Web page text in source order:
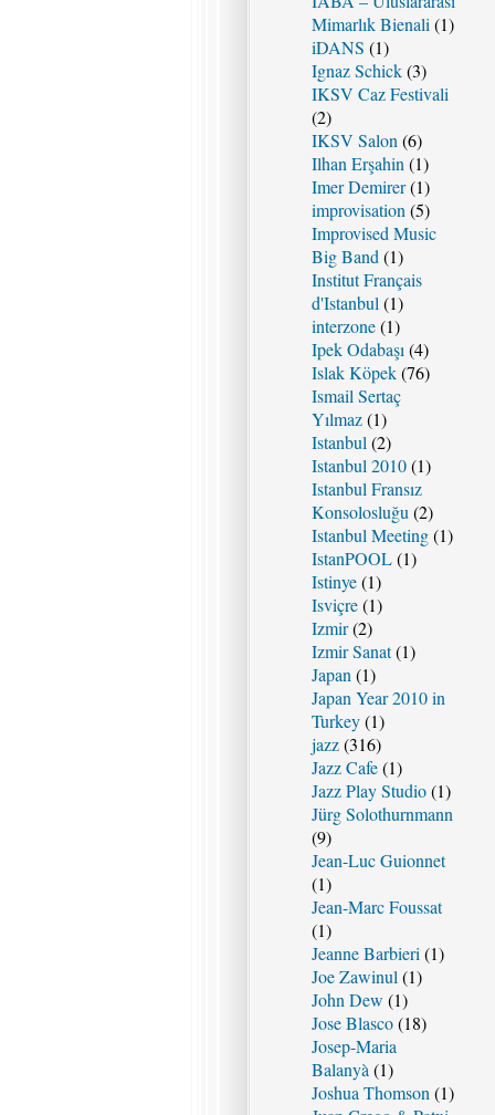
Mimarlık Bienali (1)
iDANS (1)
Ignaz Schick(3)
IKSV Caz Festivali
(2)
IKSV Salon (6)
Ilhan Erşahin (1)
Imer Demirer(1)
improvisation (5)
Improvised Music
Big Band (1)
Institut Français
d'Istanbul (1)
interzone(1)
Ipek Odabaşı (4)
Islak Köpek(76)
Ismail Sertaç
Yılmaz(1)
Istanbul (2)
Istanbul 2010(1)
Istanbul Fransız
Konsolosluğu (2)
Istanbul Meeting(1)
IstanPOOL(1)
Istinye(1)
Isviçre(1)
Izmir(2)
Izmir Sanat(1)
Japan (1)
Japan Year 2010 in
Turkey(1)
jazz(316)
Jazz Cafe(1)
Jazz Play Studio(1)
Jürg Solothurnmann
(9)
Jean-Luc Guionnet
(1)
Jean-Marc Foussat
(1)
Jeanne Barbieri (1)
Joe Zawinul (1)
John Dew (1)
Jose Blasco(18)
Josep-Maria
Balanyà (1)
Joshua Thomson (1)